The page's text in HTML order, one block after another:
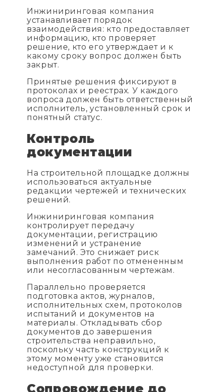
Инжиниринговая компания
устанавливает порядок
взаимодействия: кто предоставляет
информацию, кто проверяет
решение, кто его утверждает и к
какому сроку вопрос должен быть
закрыт.
Принятые решения фиксируют в
протоколах и реестрах. У каждого
вопроса должен быть ответственный
исполнитель, установленный срок и
понятный статус.
Контроль
документации
На строительной площадке должны
использоваться актуальные
редакции чертежей и технических
решений.
Инжиниринговая компания
контролирует передачу
документации, регистрацию
изменений и устранение
замечаний. Это снижает риск
выполнения работ по отмененным
или несогласованным чертежам.
Параллельно проверяется
подготовка актов, журналов,
исполнительных схем, протоколов
испытаний и документов на
материалы. Откладывать сбор
документов до завершения
строительства неправильно,
поскольку часть конструкций к
этому моменту уже становится
недоступной для проверки.
Сопровождение до